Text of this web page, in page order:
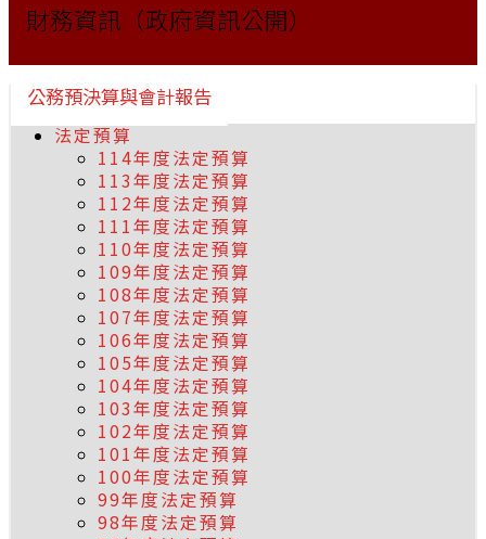
財務資訊（政府資訊公開）
公務預決算與會計報告
法定預算
114年度法定預算
113年度法定預算
112年度法定預算
111年度法定預算
110年度法定預算
109年度法定預算
108年度法定預算
107年度法定預算
106年度法定預算
105年度法定預算
104年度法定預算
103年度法定預算
102年度法定預算
101年度法定預算
100年度法定預算
99年度法定預算
98年度法定預算